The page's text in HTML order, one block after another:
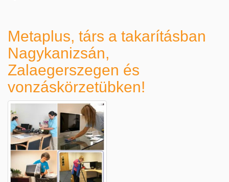
Metaplus, társ a takarításban
Nagykanizsán,
Zalaegerszegen és
vonzáskörzetübken!